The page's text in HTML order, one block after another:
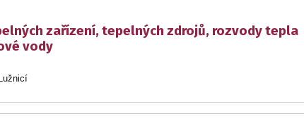
zařízení, tepelných zdrojů, rozvody tepla
vody